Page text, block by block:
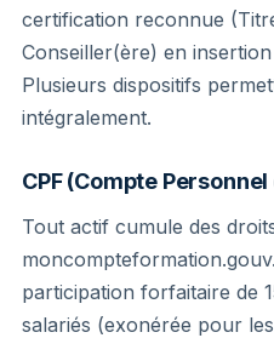
certification reconnue
Conseiller(ère) en
Plusieurs dispositifs
intégralement.
CPF (Compte
Tout actif cumule des
participation forfaitaire de
salariés (exonérée pour